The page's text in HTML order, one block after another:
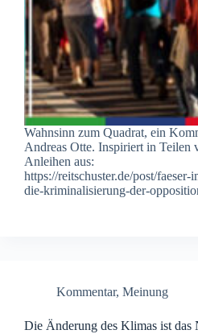
Wahnsinn zum Quadrat, ein
Andreas Otte. Inspiriert in Teilen
Anleihen aus:
https://reitschuster.de/post/faeser-
die-kriminalisierung-der-
Kommentar, Meinung
Die Änderung des Klimas ist das